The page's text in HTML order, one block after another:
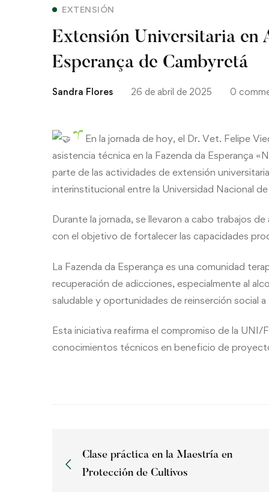
EXTENSIÓN
Extensión Universitaria en
Esperança de Cambyretá
Sandra Flores 26 de abril de 2025 0
En la jornada de hoy, el Dr. Vet. Felipe
asistencia técnica en la Fazenda da Esperança
parte de las actividades de extensión
interinstitucional entre la Universidad Nacional
Durante la jornada, se llevaron a cabo trabajos
con el objetivo de fortalecer las capacidades
La Fazenda da Esperança es una comunidad
recuperación de adicciones, especialmente al
saludable y oportunidades de reinserción social
Esta iniciativa reafirma el compromiso de la
conocimientos técnicos en beneficio de
Clase práctica en la Maestría en
Protección de Cultivos